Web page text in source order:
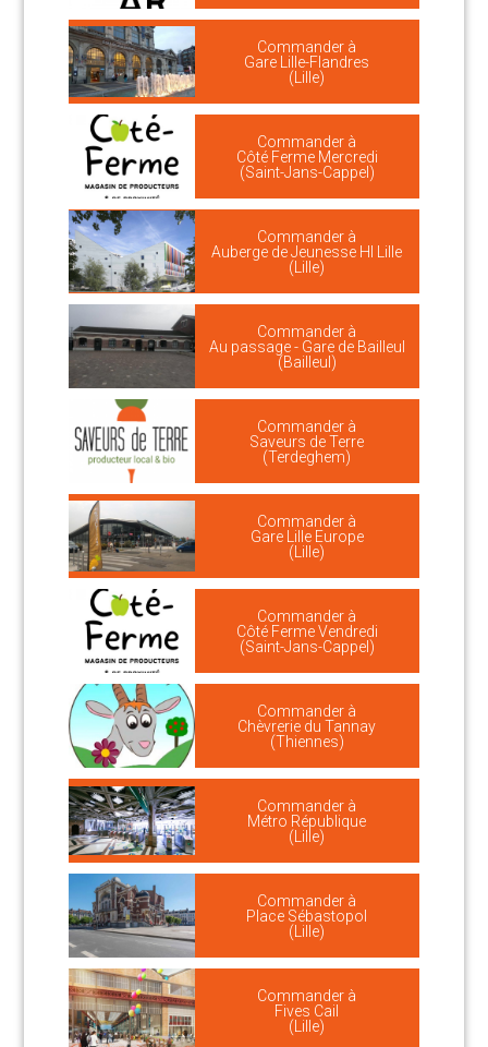
Commander à
Gare Lille-Flandres
(Lille)
Commander à
Côté Ferme Mercredi
(Saint-Jans-Cappel)
Commander à
Auberge de Jeunesse HI Lille
(Lille)
Commander à
Au passage - Gare de Bailleul
(Bailleul)
Commander à
Saveurs de Terre
(Terdeghem)
Commander à
Gare Lille Europe
(Lille)
Commander à
Côté Ferme Vendredi
(Saint-Jans-Cappel)
Commander à
Chèvrerie du Tannay
(Thiennes)
Commander à
Métro République
(Lille)
Commander à
Place Sébastopol
(Lille)
Commander à
Fives Cail
(Lille)